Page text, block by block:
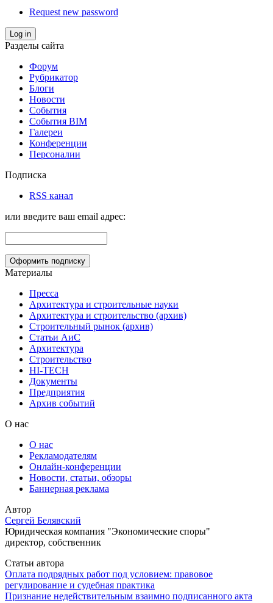
Request new password
Log in
Разделы сайта
Форум
Рубрикатор
Блоги
Новости
События
События BIM
Галереи
Конференции
Персоналии
Подписка
RSS канал
или введите ваш email адрес:
Материалы
Пресса
Архитектура и строительные науки
Архитектура и строительство (архив)
Строительный рынок (архив)
Статьи АиС
Архитектура
Строительство
HI-TECH
Документы
Предприятия
Архив событий
О нас
О нас
Рекламодателям
Онлайн-конференции
Новости, статьи, обзоры
Баннерная реклама
Автор
Сергей Белявский
Юридическая компания "Экономические споры"
директор, собственник
Статьи автора
Оплата подрядных работ под условием: правовое
регулирование и судебная практика
Признание недействительным взаимно подписанного акта